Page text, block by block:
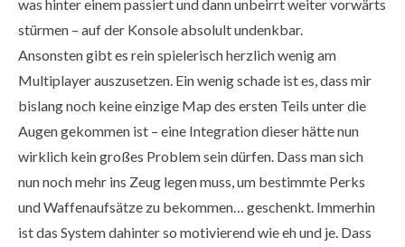
was hinter einem passiert und dann unbeirrt weiter vorwärts
stürmen – auf der Konsole absolult undenkbar.
Ansonsten gibt es rein spielerisch herzlich wenig am
Multiplayer auszusetzen. Ein wenig schade ist es, dass mir
bislang noch keine einzige Map des ersten Teils unter die
Augen gekommen ist – eine Integration dieser hätte nun
wirklich kein großes Problem sein dürfen. Dass man sich
nun noch mehr ins Zeug legen muss, um bestimmte Perks
und Waffenaufsätze zu bekommen… geschenkt. Immerhin
ist das System dahinter so motivierend wie eh und je. Dass